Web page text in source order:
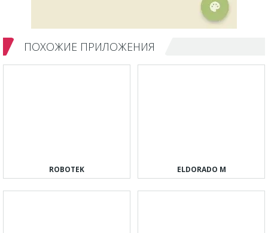
ПОХОЖИЕ ПРИЛОЖЕНИЯ
ROBOTEK ELDORADO M